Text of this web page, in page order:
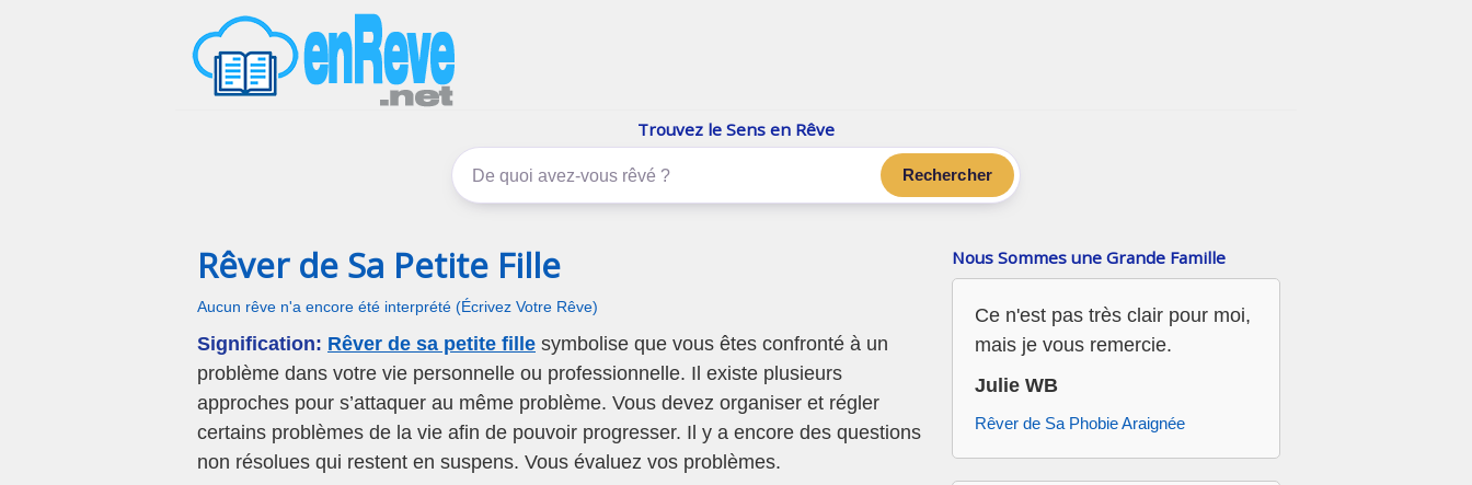
Trouvez le Sens en Rêve
Rechercher
Rêver de Sa Petite Fille
Aucun rêve n'a encore été interprété (Écrivez Votre Rêve)
Signification: Rêver de sa petite fille symbolise que vous êtes confronté à un
problème dans votre vie personnelle ou professionnelle. Il existe plusieurs
approches pour s’attaquer au même problème. Vous devez organiser et régler
certains problèmes de la vie afin de pouvoir progresser. Il y a encore des questions
non résolues qui restent en suspens. Vous évaluez vos problèmes.
Nous Sommes une Grande Famille
Ce n'est pas très clair pour moi,
mais je vous remercie.
Julie WB
Rêver de Sa Phobie Araignée